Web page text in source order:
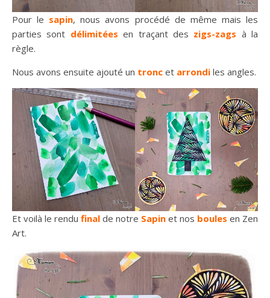
Pour le sapin, nous avons procédé de même mais les
parties sont délimitées en traçant des zigs-zags à la
règle.
Nous avons ensuite ajouté un tronc et arrondi les angles.
Et voilà le rendu final de notre Sapin et nos boules en Zen
Art.